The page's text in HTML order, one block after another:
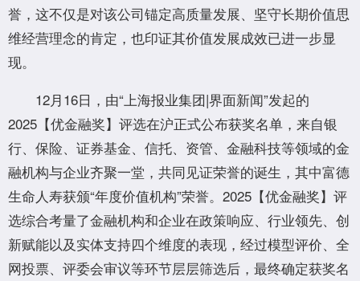
誉，这不仅是对该公司锚定高质量发展、坚守长期价值思
维经营理念的肯定，也印证其价值发展成效已进一步显
现。
12月16日，由“上海报业集团|界面新闻”发起的
2025【优金融奖】评选在沪正式公布获奖名单，来自银
行、保险、证券基金、信托、资管、金融科技等领域的金
融机构与企业齐聚一堂，共同见证荣誉的诞生，其中富德
生命人寿获颁“年度价值机构”荣誉。2025【优金融奖】评
选综合考量了金融机构和企业在政策响应、行业领先、创
新赋能以及实体支持四个维度的表现，经过模型评价、全
网投票、评委会审议等环节层层筛选后，最终确定获奖名